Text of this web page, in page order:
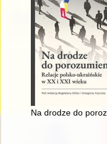
Na drodze do